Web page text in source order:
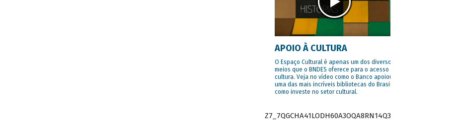
APOIO À CULTURA
O Espaço Cultural é apenas um dos diversos
meios que o BNDES oferece para o acesso à
cultura. Veja no vídeo como o Banco apoiou
uma das mais incríveis bibliotecas do Brasil e
como investe no setor cultural.
Z7_7QGCHA41LODH60A3OQA8RN14Q3